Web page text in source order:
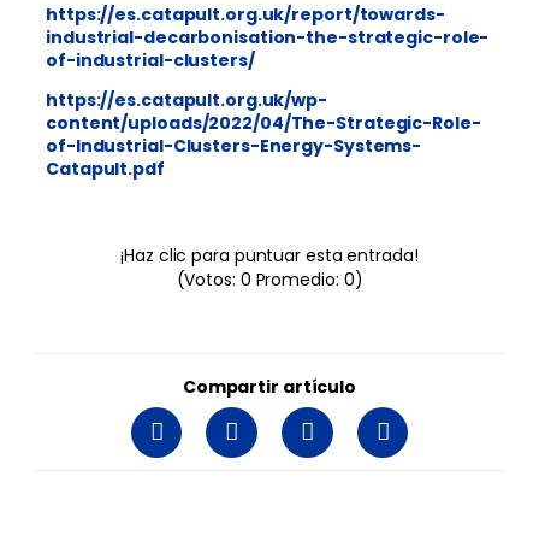
https://es.catapult.org.uk/report/towards-
industrial-decarbonisation-the-strategic-role-
of-industrial-clusters/
https://es.catapult.org.uk/wp-
content/uploads/2022/04/The-Strategic-Role-
of-Industrial-Clusters-Energy-Systems-
Catapult.pdf
¡Haz clic para puntuar esta entrada!
(Votos: 0 Promedio: 0)
Compartir artículo